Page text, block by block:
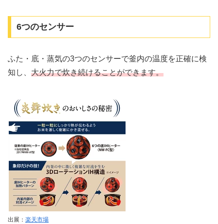
6つのセンサー
ふた・底・蒸気の3つのセンサーで釜内の温度を正確に検
知し、 大火力で炊き続けることができます。
出展： 楽天市場